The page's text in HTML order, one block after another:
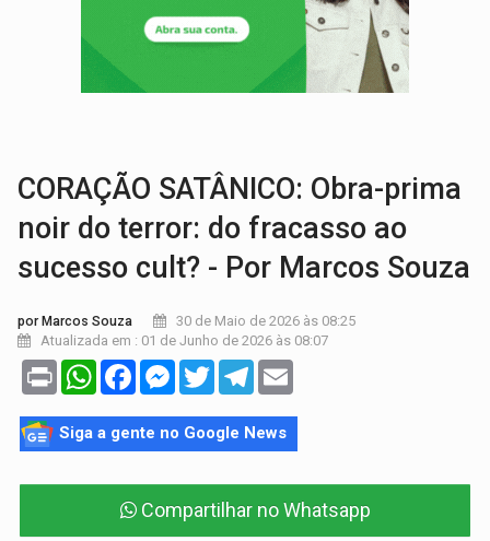
MAIS RIGOR:Nova lei endurece punição por abuso sexual contra
POLUIÇÃO E RISCOS: Retirada de fiação irregular avança no país e em PVH
TRIBUNAL DO CRIME:
CORAÇÃO SATÂNICO: Obra-prima
noir do terror: do fracasso ao
sucesso cult? - Por Marcos Souza
por Marcos Souza
30 de Maio de 2026 às 08:25
Atualizada em : 01 de Junho de 2026 às 08:07
Print WhatsAppFacebookMessenger
TwitterTelegram
Siga a gente no Google News
Compartilhar no Whatsapp